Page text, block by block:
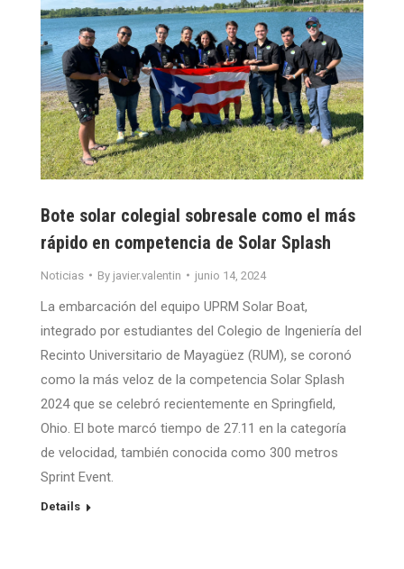
Bote solar colegial sobresale como el más
rápido en competencia de Solar Splash
Noticias By javier.valentin junio 14, 2024
La embarcación del equipo UPRM Solar Boat,
integrado por estudiantes del Colegio de Ingeniería del
Recinto Universitario de Mayagüez (RUM), se coronó
como la más veloz de la competencia Solar Splash
2024 que se celebró recientemente en Springfield,
Ohio. El bote marcó tiempo de 27.11 en la categoría
de velocidad, también conocida como 300 metros
Sprint Event.
Details